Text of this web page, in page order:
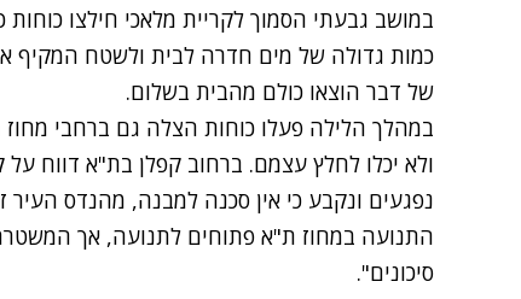
במושב גבעתי הסמוך לקריית מלאכי חילצו
כמות גדולה של מים חדרה לבית ולשטח המקיף
של דבר הוצאו כולם מהבית בשלום.
במהלך הלילה פעלו כוחות הצלה גם ברחבי
ולא יכלו לחלץ עצמם. ברחוב קפלן בת"א דווח
נפגעים ונקבע כי אין סכנה למבנה, מהנדס העיר
התנועה במחוז ת"א פתוחים לתנועה, אך
סיכונים".